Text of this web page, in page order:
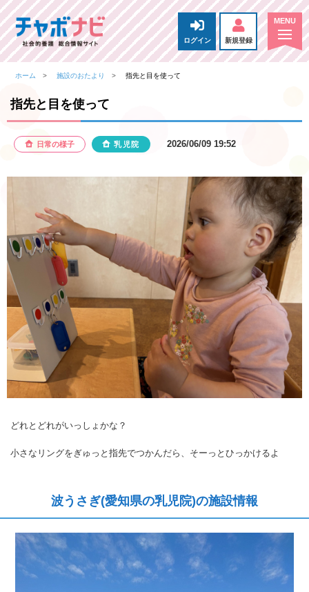
ログイン 新規登録
ホーム 施設のおたより 指先と目を使って
指先と目を使って
日常の様子 乳児院 2026/06/09 19:52
どれとどれがいっしょかな？
小さなリングをぎゅっと指先でつかんだら、そーっとひっかけるよ
波うさぎ(愛知県の乳児院)の施設情報